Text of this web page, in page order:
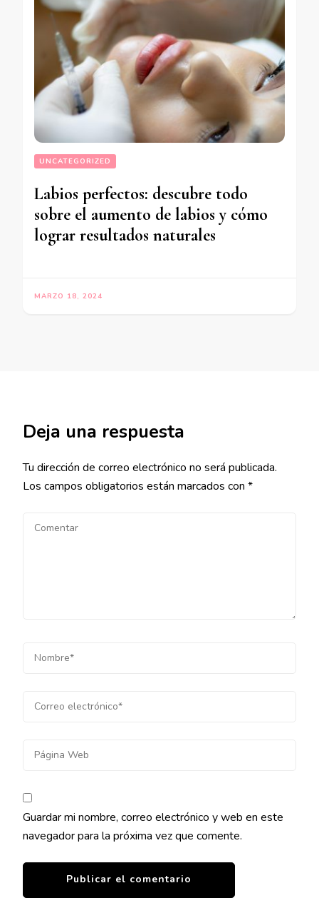
UNCATEGORIZED
Labios perfectos: descubre todo
sobre el aumento de labios y cómo
lograr resultados naturales
MARZO 18, 2024
Deja una respuesta
Tu dirección de correo electrónico no será publicada.
Los campos obligatorios están marcados con *
Guardar mi nombre, correo electrónico y web en este
navegador para la próxima vez que comente.